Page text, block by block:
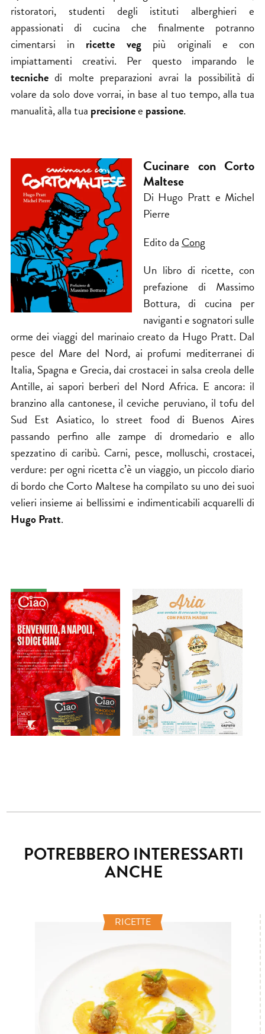
ristoratori, studenti degli istituti alberghieri e
appassionati di cucina che finalmente potranno
cimentarsi in ricette vegpiù originali e con
impiattamenti creativi. Per questo imparando le
tecnichedi molte preparazioni avrai la possibilità di
volare da solo dove vorrai, in base al tuo tempo, alla tua
manualità, alla tua precisionee passione.
Cucinare con Corto
Maltese
Di Hugo Pratt e Michel
Pierre
Edito da Cong
Un libro di ricette, con
prefazione di Massimo
Bottura, di cucina per
naviganti e sognatori sulle
orme dei viaggi del marinaio creato da Hugo Pratt. Dal
pesce del Mare del Nord, ai profumi mediterranei di
Italia, Spagna e Grecia, dai crostacei in salsa creola delle
Antille, ai sapori berberi del Nord Africa. E ancora: il
branzino alla cantonese, il ceviche peruviano, il tofu del
Sud Est Asiatico, lo street food di Buenos Aires
passando perfino alle zampe di dromedario e allo
spezzatino di caribù. Carni, pesce, molluschi, crostacei,
verdure: per ogni ricetta c’è un viaggio, un piccolo diario
di bordo che Corto Maltese ha compilato su uno dei suoi
velieri insieme ai bellissimi e indimenticabili acquarelli di
Hugo Pratt.
POTREBBERO INTERESSARTI
ANCHE
RICETTE